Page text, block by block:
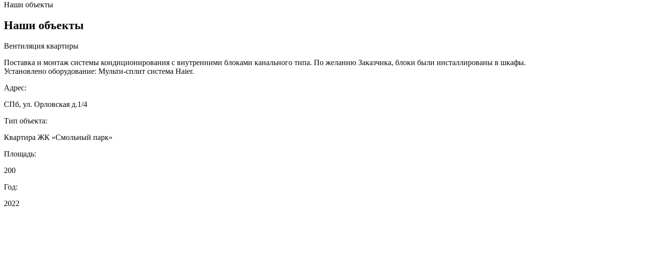
Наши объекты
Наши объекты
Вентиляция квартиры
Поставка и монтаж системы кондиционирования с внутренними блоками канального типа. По желанию Заказчика, блоки были инсталлированы в шкафы.
Установлено оборудование: Мульти-сплит система Haier.
Адрес:
СПб, ул. Орловская д.1/4
Тип объекта:
Квартира ЖК «Смольный парк»
Площадь:
200
Год:
2022